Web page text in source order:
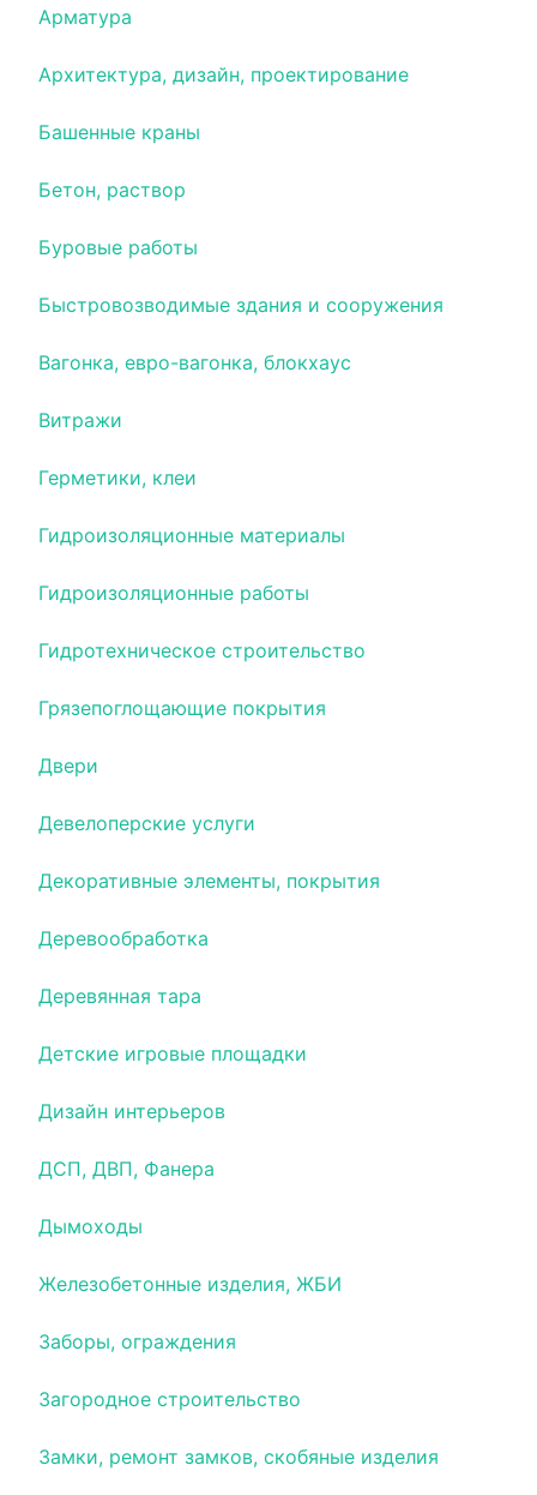
Арматура
Архитектура, дизайн, проектирование
Башенные краны
Бетон, раствор
Буровые работы
Быстровозводимые здания и сооружения
Вагонка, евро-вагонка, блокхаус
Витражи
Герметики, клеи
Гидроизоляционные материалы
Гидроизоляционные работы
Гидротехническое строительство
Грязепоглощающие покрытия
Двери
Девелоперские услуги
Декоративные элементы, покрытия
Деревообработка
Деревянная тара
Детские игровые площадки
Дизайн интерьеров
ДСП, ДВП, Фанера
Дымоходы
Железобетонные изделия, ЖБИ
Заборы, ограждения
Загородное строительство
Замки, ремонт замков, скобяные изделия